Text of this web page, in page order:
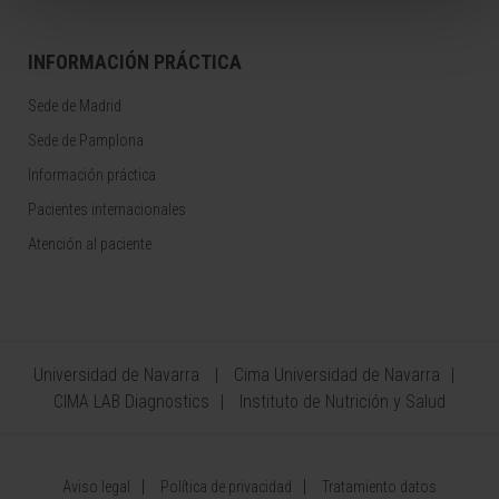
INFORMACIÓN PRÁCTICA
Sede de Madrid
Sede de Pamplona
Información práctica
Pacientes internacionales
Atención al paciente
Universidad de Navarra
Cima Universidad de Navarra
CIMA LAB Diagnostics
Instituto de Nutrición y Salud
Aviso legal Política de privacidad Tratamiento datos